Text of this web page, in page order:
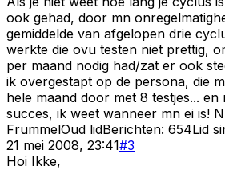
ook gehad, door mn
gemiddelde van afgelopen drie
werkte die ovu testen niet prettig,
per maand nodig had/zat er ook
ik overgestapt op de persona, die
hele maand door met 8 testjes... en
succes, ik weet wanneer mn ei is!
FrummelOud lidBerichten: 654Lid
21 mei 2008, 23:41#3
Hoi Ikke,